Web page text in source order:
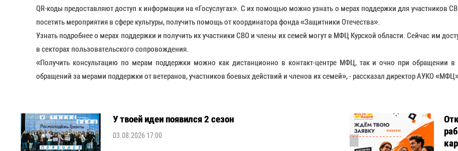
QR-коды предоставляют доступ к информации на «Госуслугах». С их помощью можно узнать о мерах поддержки для участников
посетить мероприятия в сфере культуры, получить помощь от координатора фонда «Защитники Отечества».
Узнать подробнее о мерах поддержки и получить их участники СВО и члены их семей могут в МФЦ Курской области. Сейчас им
в секторах пользовательского сопровождения.
«Получить консультацию по мерам поддержки можно как дистанционно в контакт-центре МФЦ, так и очно при обращении
обращений за мерами поддержки от ветеранов, участников боевых действий и членов их семей», - рассказал директор АУКО
У твоей идеи появился 2 сезон
03.08.2026 17:00